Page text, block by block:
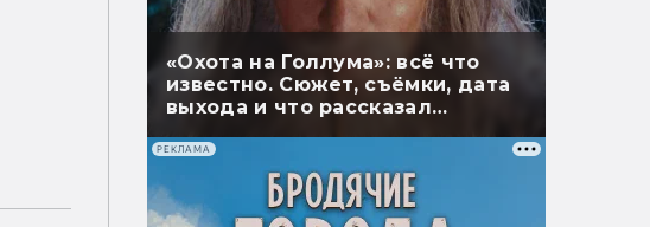
«Охота на Голлума»: всё что
известно. Сюжет, съёмки, дата
выхода и что рассказал
РЕКЛАМА